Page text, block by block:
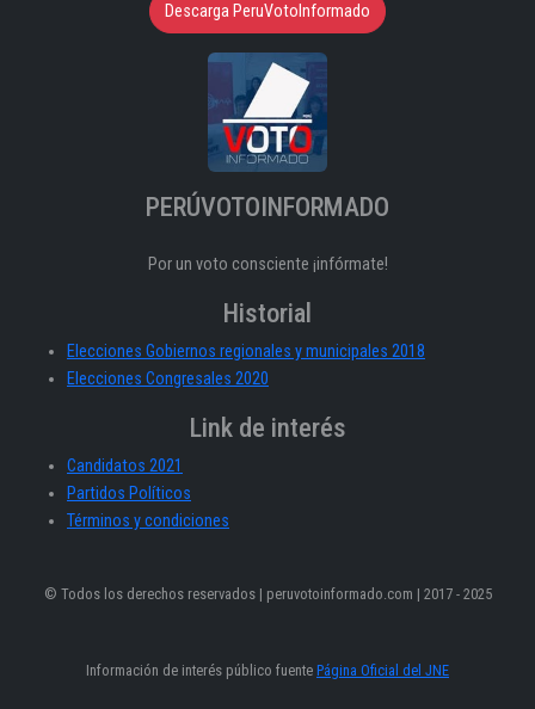
Descarga PeruVotoInformado
PERÚVOTOINFORMADO
Por un voto consciente ¡infórmate!
Historial
Elecciones Gobiernos regionales y municipales 2018
Elecciones Congresales 2020
Link de interés
Candidatos 2021
Partidos Políticos
Términos y condiciones
© Todos los derechos reservados | peruvotoinformado.com | 2017 - 2025
Información de interés público fuente Página Oficial del JNE